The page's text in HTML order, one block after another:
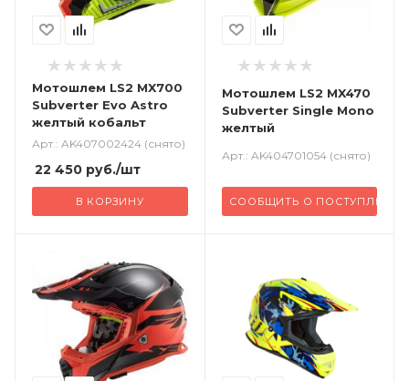
Мотошлем LS2 MX700
Subverter Evo Astro
желтый кобальт
Арт.: AK407002424 (снято)
22 450 руб./шт
В КОРЗИНУ
Мотошлем LS2 MX470
Subverter Single Mono
желтый
Арт.: AK404701054 (снято)
СООБЩИТЬ О ПОСТУПЛЕНИИ